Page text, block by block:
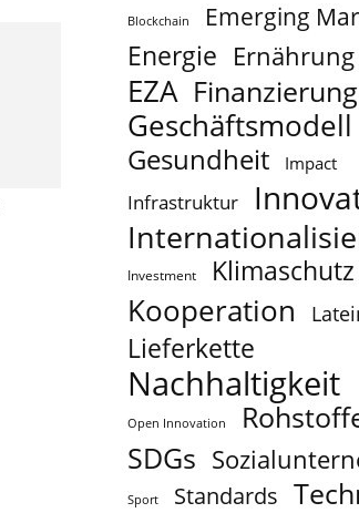
Blockchain Emerging
Energie Ernährung
EZA Finanzierung
Geschäftsmodell
Gesundheit Impact
Infrastruktur
Investment Klimaschutz
Kooperation
Lieferkette
Nachhaltigkeit
Open Innovation
SDGs
Sport Standards